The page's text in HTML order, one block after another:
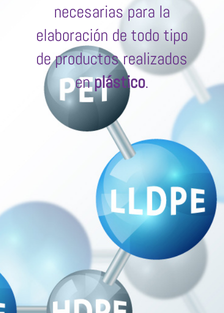
necesarias para la
elaboración de todo tipo
de productos realizados
enplástico.